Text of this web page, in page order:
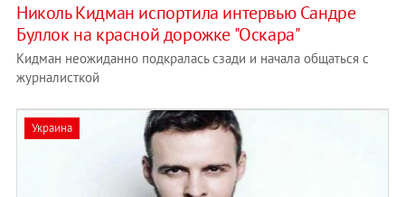
Николь Кидман испортила интервью Сандре
Буллок на красной дорожке "Оскара"
Кидман неожиданно подкралась сзади и начала общаться с
журналисткой
Украина